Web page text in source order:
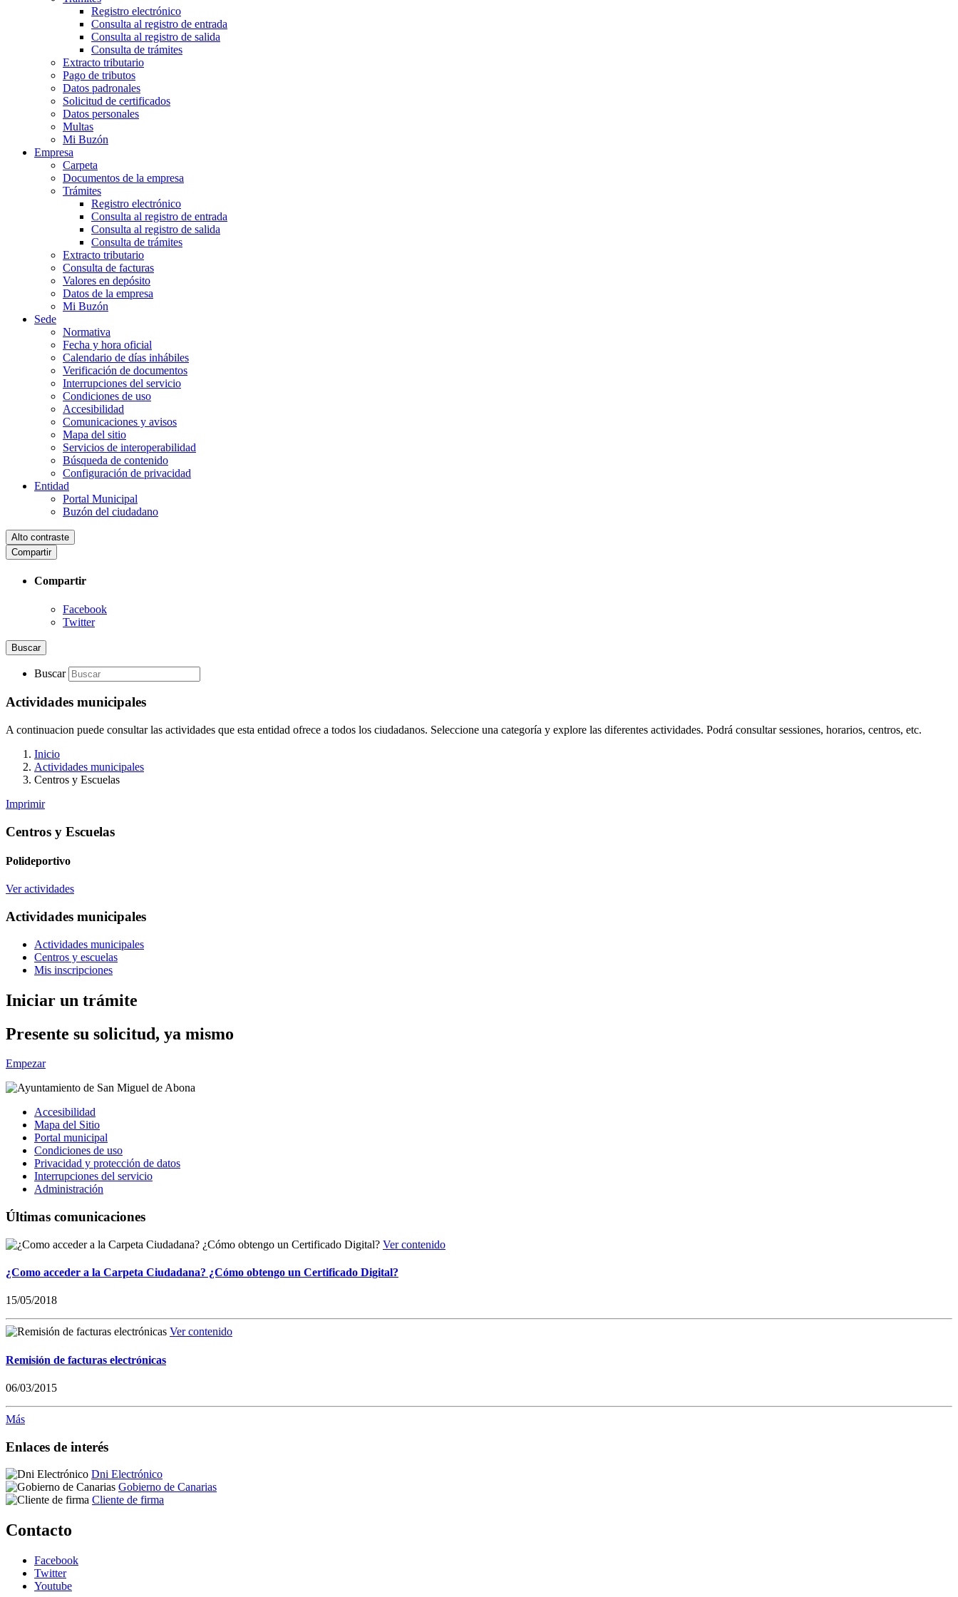
Registro electrónico
Consulta al registro de entrada
Consulta al registro de salida
Consulta de trámites
Extracto tributario
Pago de tributos
Datos padronales
Solicitud de certificados
Datos personales
Multas
Mi Buzón
Empresa
Carpeta
Documentos de la empresa
Trámites
Registro electrónico
Consulta al registro de entrada
Consulta al registro de salida
Consulta de trámites
Extracto tributario
Consulta de facturas
Valores en depósito
Datos de la empresa
Mi Buzón
Sede
Normativa
Fecha y hora oficial
Calendario de días inhábiles
Verificación de documentos
Interrupciones del servicio
Condiciones de uso
Accesibilidad
Comunicaciones y avisos
Mapa del sitio
Servicios de interoperabilidad
Búsqueda de contenido
Configuración de privacidad
Entidad
Portal Municipal
Buzón del ciudadano
Alto contraste
Compartir
Compartir
Facebook
Twitter
Buscar
Buscar
Actividades municipales
A continuacion puede consultar las actividades que esta entidad ofrece a todos los ciudadanos. Seleccione una categoría y explore las diferentes actividades. Podrá consultar sessiones, horarios, centros, etc.
Inicio
Actividades municipales
Centros y Escuelas
Imprimir
Centros y Escuelas
Polideportivo
Ver actividades
Actividades municipales
Actividades municipales
Centros y escuelas
Mis inscripciones
Iniciar un trámite
Presente su solicitud, ya mismo
Empezar
Accesibilidad
Mapa del Sitio
Portal municipal
Condiciones de uso
Privacidad y protección de datos
Interrupciones del servicio
Administración
Últimas comunicaciones
Ver contenido
¿Como acceder a la Carpeta Ciudadana? ¿Cómo obtengo un Certificado Digital?
15/05/2018
Ver contenido
Remisión de facturas electrónicas
06/03/2015
Más
Enlaces de interés
Dni Electrónico
Gobierno de Canarias
Cliente de firma
Contacto
Facebook
Twitter
Youtube